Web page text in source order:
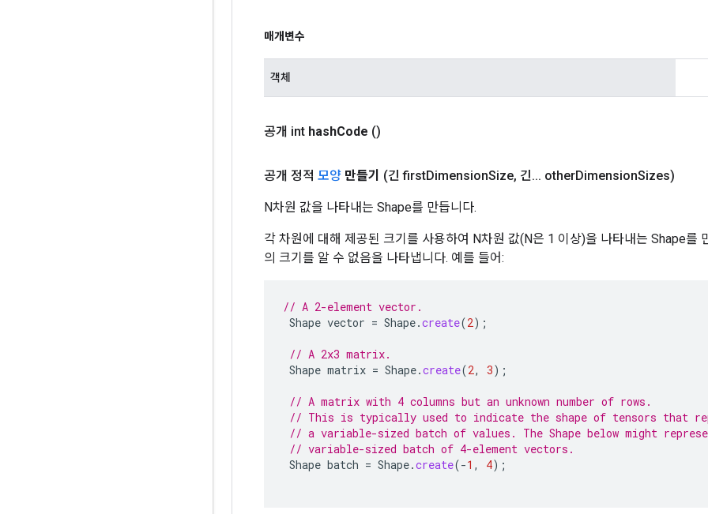
매개변수
객체
공개 int hashCode ()
공개 정적 모양 만들기 (긴 firstDimensionSize, 긴... otherDimensionSizes)
N차원 값을 나타내는 Shape를 만듭니다.
각 차원에 대해 제공된 크기를 사용하여 N차원 값(N은 1 이상)을 나타내는 Shape를
의 크기를 알 수 없음을 나타냅니다. 예를 들어:
// A 2-element vector.
Shape vector = Shape.create(2);
// A 2x3 matrix.
Shape matrix = Shape.create(2, 3);
// A matrix with 4 columns but an unknown number of rows.
// This is typically used to indicate the shape of tensors that
// a variable-sized batch of values. The Shape below might
// variable-sized batch of 4-element vectors.
Shape batch = Shape.create(-1 , 4);